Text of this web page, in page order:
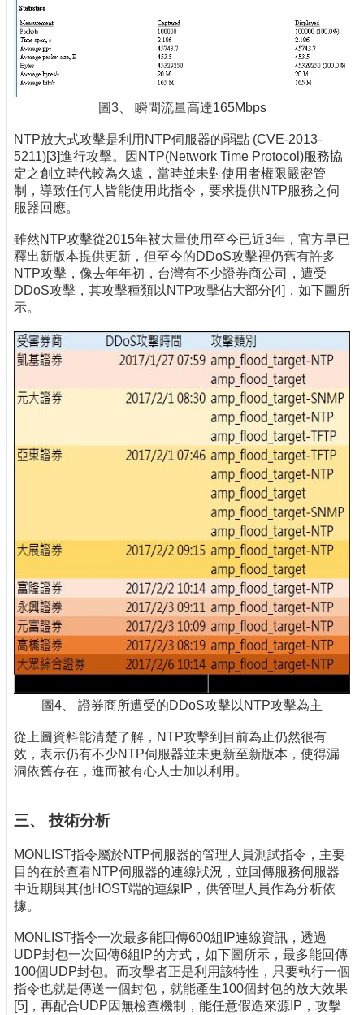
圖3、 瞬間流量高達165Mbps
NTP放大式攻擊是利用NTP伺服器的弱點 (CVE-2013-
5211)[3]進行攻擊。因NTP(Network Time Protocol)服務協
定之創立時代較為久遠，當時並未對使用者權限嚴密管
制，導致任何人皆能使用此指令，要求提供NTP服務之伺
服器回應。
雖然NTP攻擊從2015年被大量使用至今已近3年，官方早已
釋出新版本提供更新，但至今的DDoS攻擊裡仍舊有許多
NTP攻擊，像去年年初，台灣有不少證券商公司，遭受
DDoS攻擊，其攻擊種類以NTP攻擊佔大部分[4]，如下圖所
示。
圖4、 證券商所遭受的DDoS攻擊以NTP攻擊為主
從上圖資料能清楚了解，NTP攻擊到目前為止仍然很有
效，表示仍有不少NTP伺服器並未更新至新版本，使得漏
洞依舊存在，進而被有心人士加以利用。
三、 技術分析
MONLIST指令屬於NTP伺服器的管理人員測試指令，主要
目的在於查看NTP伺服器的連線狀況，並回傳服務伺服器
中近期與其他HOST端的連線IP，供管理人員作為分析依
據。
MONLIST指令一次最多能回傳600組IP連線資訊，透過
UDP封包一次回傳6組IP的方式，如下圖所示，最多能回傳
100個UDP封包。而攻擊者正是利用該特性，只要執行一個
指令也就是傳送一個封包，就能產生100個封包的放大效果
[5]，再配合UDP因無檢查機制，能任意假造來源IP，攻擊